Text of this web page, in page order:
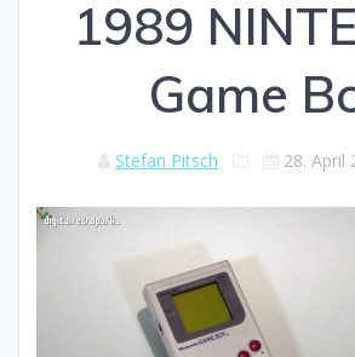
1989
Game
Stefan Pitsch 28. April